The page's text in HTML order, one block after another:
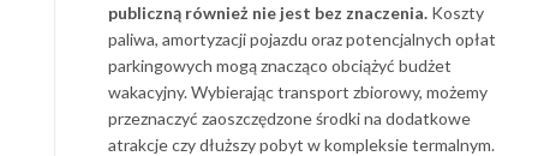
publiczną również nie jest bez znaczenia. Koszty
paliwa, amortyzacji pojazdu oraz potencjalnych opłat
parkingowych mogą znacząco obciążyć budżet
wakacyjny. Wybierając transport zbiorowy, możemy
przeznaczyć zaoszczędzone środki na dodatkowe
atrakcje czy dłuższy pobyt w kompleksie termalnym.